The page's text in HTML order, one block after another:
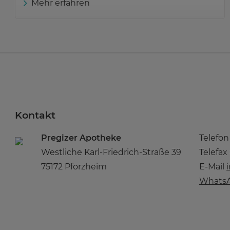
Mehr erfahren
Kontakt
Pregizer Apotheke
Westliche Karl-Friedrich-Straße 39
75172 Pforzheim
Telefon
Telefax
E-Mail